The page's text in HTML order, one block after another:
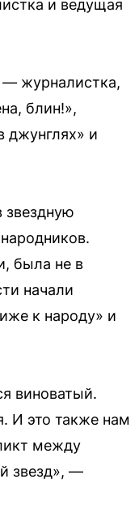
и ведущая
— журналистка,
блин!»,
джунглях» и
звездную
была не в
начали
к народу» и
виноватый.
И это также нам
между
звезд», —